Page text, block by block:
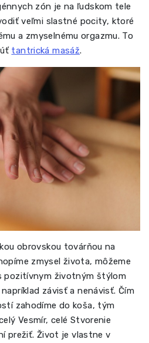
zón je na ľudskom tele
veľmi slastné pocity, ktoré
a zmyselnému orgazmu. To
tantrická masáž.
obrovskou továrňou na
zmysel života, môžeme
pozitívnym životným štýlom
závisť a nenávisť. Čím
zahodíme do koša, tým
Vesmír, celé Stvorenie
prežiť. Život je vlastne v